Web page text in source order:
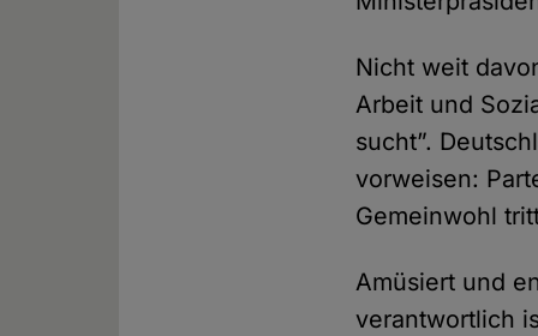
Nicht weit
Arbeit und
sucht”.
vorweisen:
Gemeinwohl
Amüsiert und
verantwortlich